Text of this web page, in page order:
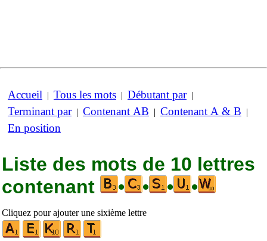
Accueil | Tous les mots | Débutant par|
Terminant par| Contenant AB | Contenant A & B |
En position
Liste des mots de 10 lettres
contenant
• • • •
Cliquez pour ajouter une sixième lettre